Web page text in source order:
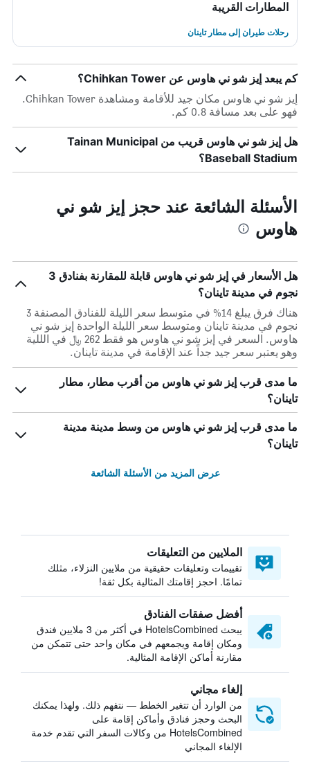
المطارات القريبة
رحلات طيران إلى مطار تاينان
كم يبعد إيز شو ني هاوس عن Chihkan Tower؟
إيز شو ني هاوس مكان جيد للأقامة ومشاهدة Chihkan Tower.
فهو على بعد مسافة 0.8 كم.
هل إيز شو ني هاوس قريب من Tainan Municipal
Baseball Stadium؟
الأسئلة الشائعة عند حجز إيز شو ني
هاوس
هل الأسعار في إيز شو ني هاوس قابلة للمقارنة بفنادق 3
نجوم في مدينة تاينان؟
هناك فرق يبلغ 14% في متوسط ​​سعر الليلة للفنادق المصنفة 3
نجوم في مدينة تاينان ومتوسط ​​سعر الليلة الواحدة إيز شو ني
هاوس. السعر في إيز شو ني هاوس هو فقط 262 ﷼ في الللية
وهو يعتبر سعر جيد جداً عند الإقامة في مدينة تاينان.
ما مدى قرب إيز شو ني هاوس من أقرب مطار، مطار
تاينان؟
ما مدى قرب إيز شو ني هاوس من وسط مدينة مدينة
تاينان؟
عرض المزيد من الأسئلة الشائعة
الملايين من التعليقات
تقييمات وتعليقات حقيقية من ملايين النزلاء، مثلك
تمامًا. احجز إقامتك المثالية بكل ثقة!
أفضل صفقات الفنادق
يبحث HotelsCombined في أكثر من 3 ملايين فندق
ومكان إقامة ويجمعهم في مكان واحد حتى تتمكن من
مقارنة أماكن الإقامة المثالية.
إلغاء مجاني
من الوارد أن تتغير الخطط — نتفهم ذلك. ولهذا يمكنك
البحث وحجز فنادق وأماكن إقامة على
HotelsCombined من وكالات السفر التي تقدم خدمة
الإلغاء المجاني